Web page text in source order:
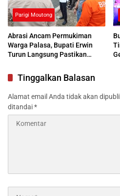
Parigi Moutong
Abrasi Ancam Permukiman
Warga Palasa, Bupati Erwin
Turun Langsung Pastikan
Tinggalkan Balasan
Alamat email Anda tidak akan
ditandai*